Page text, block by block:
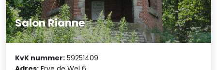
Salon Rianne
KvK nummer: 59251409